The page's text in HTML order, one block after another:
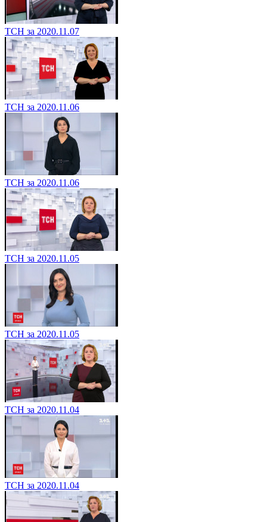
ТСН за 2020.11.07
ТСН за 2020.11.06
ТСН за 2020.11.06
ТСН за 2020.11.05
ТСН за 2020.11.05
ТСН за 2020.11.04
ТСН за 2020.11.04